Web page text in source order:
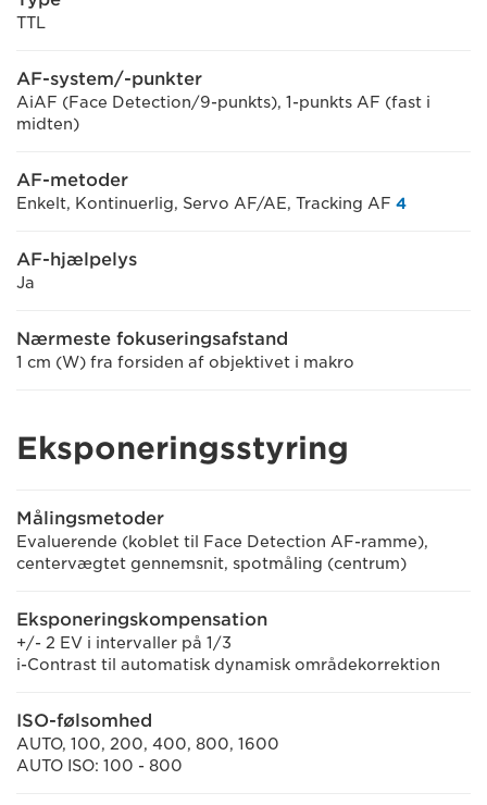
TTL
AF-system/-punkter
AiAF (Face Detection/9-punkts), 1-punkts AF (fast i
midten)
AF-metoder
Enkelt, Kontinuerlig, Servo AF/AE, Tracking AF 4
AF-hjælpelys
Ja
Nærmeste fokuseringsafstand
1 cm (W) fra forsiden af objektivet i makro
Eksponeringsstyring
Målingsmetoder
Evaluerende (koblet til Face Detection AF-ramme),
centervægtet gennemsnit, spotmåling (centrum)
Eksponeringskompensation
+/- 2 EV i intervaller på 1/3
i-Contrast til automatisk dynamisk områdekorrektion
ISO-følsomhed
AUTO, 100, 200, 400, 800, 1600
AUTO ISO: 100 - 800